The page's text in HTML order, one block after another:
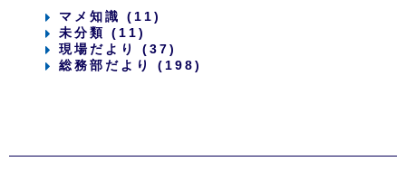
マメ知識 (11)
未分類 (11)
現場だより (37)
総務部だより (198)